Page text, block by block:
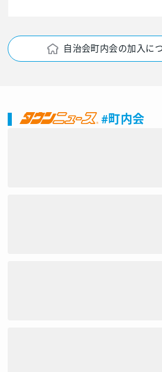
自治会町内会の加入に
#町内会